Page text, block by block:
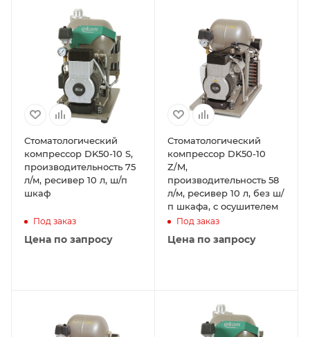
Cтоматологический
компрессор DK50-10 S,
производительность 75
л/м, ресивер 10 л, ш/п
шкаф
Под заказ
Цена по запросу
Стоматологический
компрессор DK50-10
Z/M,
производительность 58
л/м, ресивер 10 л, без ш/
п шкафа, с осушителем
Под заказ
Цена по запросу